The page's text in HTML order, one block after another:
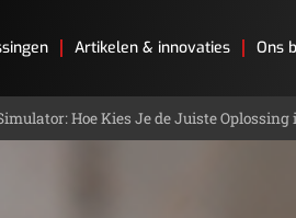
Artikelen & innovaties Ons
Hoe Kies Je de Juiste Oplossing